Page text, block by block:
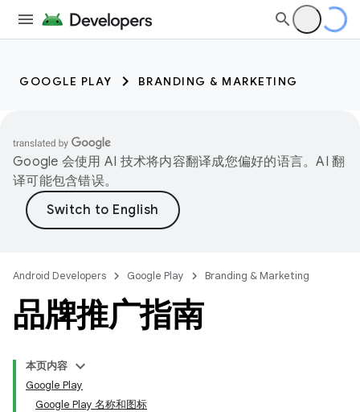
GOOGLE PLAY BRANDING & MARKETING
Google 会使用 AI 技术将内容翻译成您偏好的语言。AI 翻
译可能包含错误。
Android Developers Google Play Branding & Marketing
品牌推广指南
本页内容
Google Play
Google Play 名称和图标